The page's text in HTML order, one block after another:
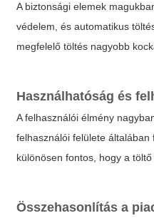
A biztonsági elemek
védelem, és automatikus
megfelelő töltés nagyobb
Használhatóság és
A felhasználói élmény
felhasználói felülete
különösen fontos, hogy a
Összehasonlítás a